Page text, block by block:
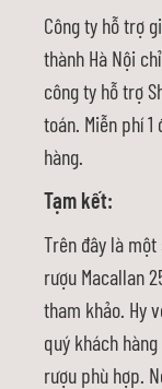
Công ty hỗ trợ
thành Hà Nội
công ty hỗ trợ
toán. Miễn phí
hàng.
Tạm kết:
Trên đây là
rượu Macallan
tham khảo. Hy
quý khách
rượu phù hợp.